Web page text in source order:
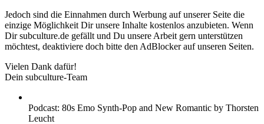
Jedoch sind die Einnahmen durch Werbung auf unserer Seite die
einzige Möglichkeit Dir unsere Inhalte kostenlos anzubieten. Wenn
Dir subculture.de gefällt und Du unsere Arbeit gern unterstützen
möchtest, deaktiviere doch bitte den AdBlocker auf unseren Seiten.
Vielen Dank dafür!
Dein subculture-Team
Podcast: 80s Emo Synth-Pop and New Romantic by Thorsten
Leucht